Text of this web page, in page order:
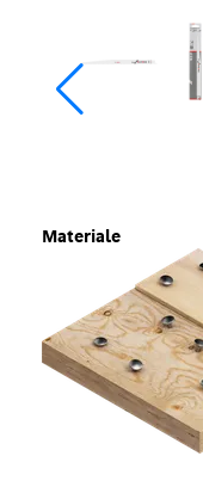
Materiale